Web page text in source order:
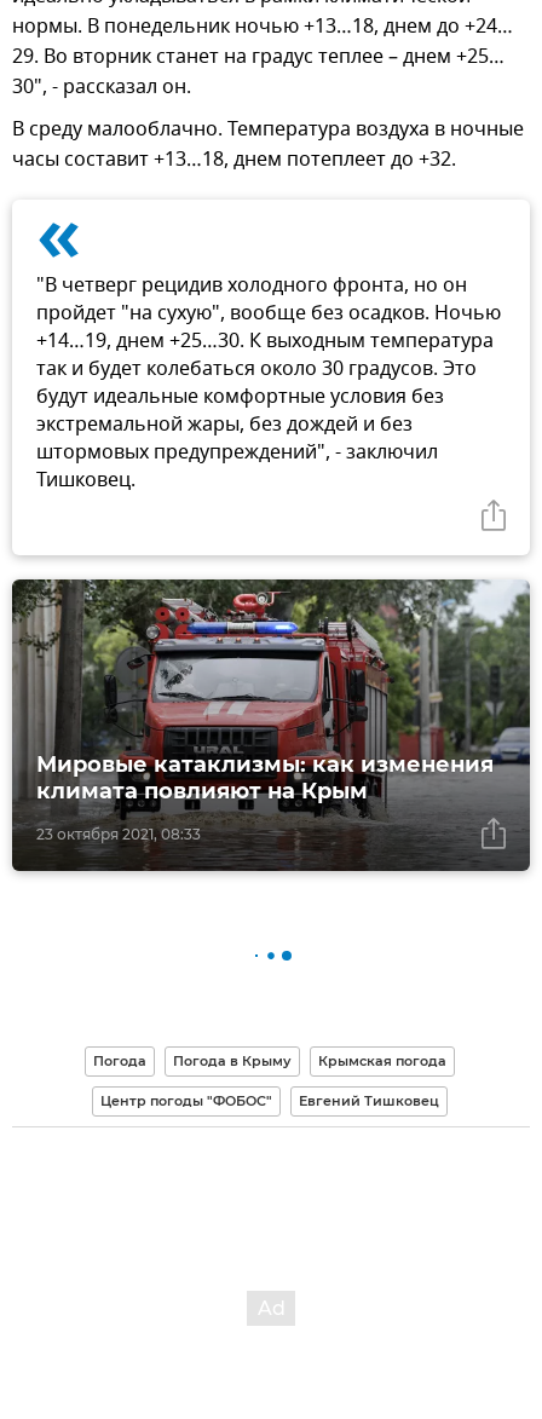
нормы. В понедельник ночью +13…18, днем до +24…
29. Во вторник станет на градус теплее – днем +25…
30", - рассказал он.
В среду малооблачно. Температура воздуха в ночные
часы составит +13…18, днем потеплеет до +32.
«
"В четверг рецидив холодного фронта, но он
пройдет "на сухую", вообще без осадков. Ночью
+14…19, днем +25…30. К выходным температура
так и будет колебаться около 30 градусов. Это
будут идеальные комфортные условия без
экстремальной жары, без дождей и без
штормовых предупреждений", - заключил
Тишковец.
23 октября 2021, 08:33
Мировые катаклизмы: как изменения
климата повлияют на Крым
Погода Погода в Крыму Крымская погода
Центр погоды "ФОБОС" Евгений Тишковец